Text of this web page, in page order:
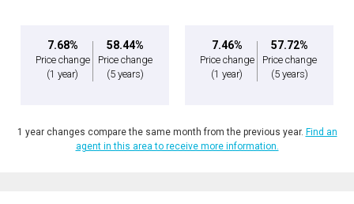
7.68%
Price change
(1 year)
58.44%
Price change
(5 years)
7.46%
Price change
(1 year)
57.72%
Price change
(5 years)
1 year changes compare the same month from the previous year. Find an
agent in this area to receive more information.